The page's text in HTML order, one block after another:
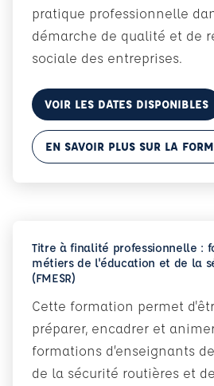
pratique professionnelle
démarche de qualité et de
sociale des entreprises.
VOIR LES DATES DISPONIBLES
EN SAVOIR PLUS SUR LA
Titre à finalité professionnelle :
métiers de l'éducation et de la
(FMESR)
Cette formation permet
préparer, encadrer et
formations d’enseignants
de la sécurité routières et